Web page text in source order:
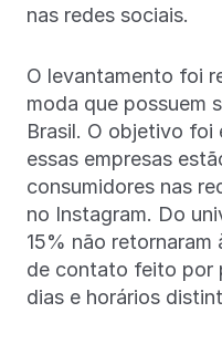
nas redes sociais.
O levantamento foi
moda que possuem
Brasil. O objetivo foi
essas empresas
consumidores nas
no Instagram. Do
15% não
de contato feito por
dias e horários